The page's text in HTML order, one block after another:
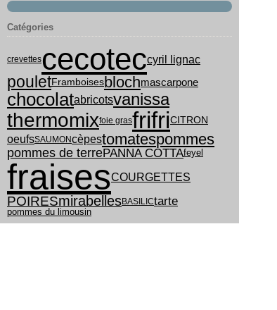
Catégories
crevettescecoteccyril lignac
pouletFramboisesblochmascarpone
chocolatabricotsvanissa
thermomixfoie grasfrifriCITRON
oeufsSAUMONcèpestomatespommes
pommes de terrePANNA COTTAfeyel
fraisesCOURGETTES
POIRESmirabellesBASILICtarte
pommes du limousin